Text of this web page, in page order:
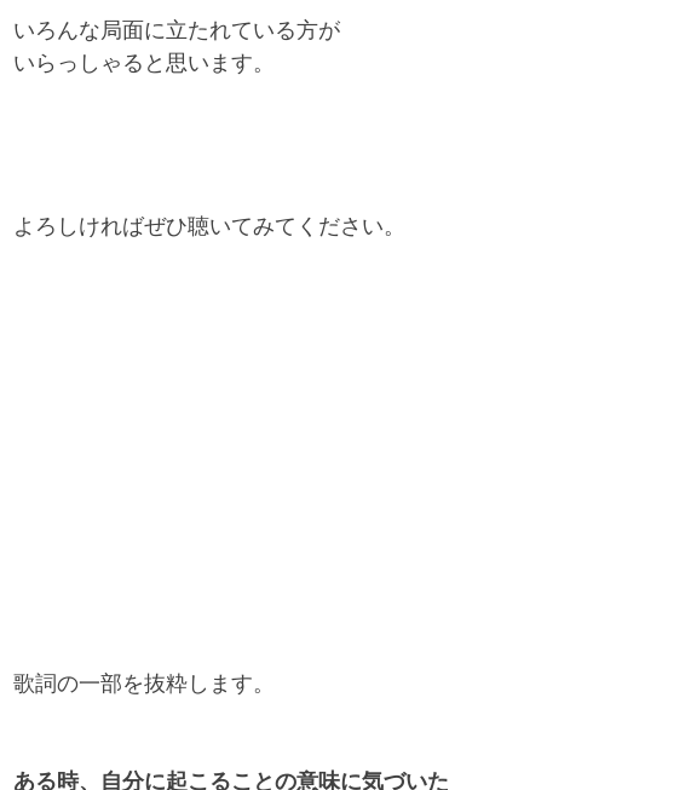
いろんな局面に立たれている方が
いらっしゃると思います。
よろしければぜひ聴いてみてください。
歌詞の一部を抜粋します。
ある時、自分に起こることの意味に気づいた